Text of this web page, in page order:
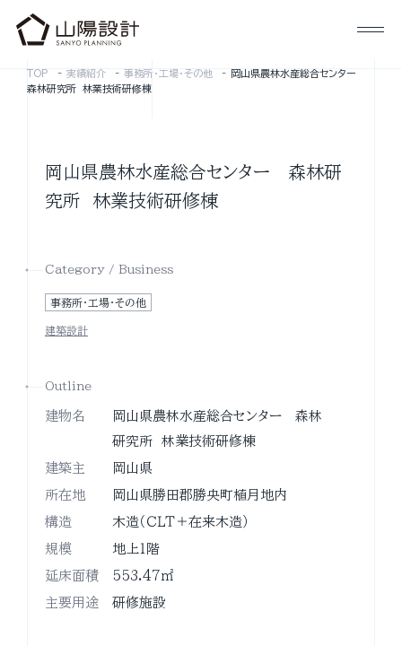
TOP 実績紹介 事務所･工場･その他
岡山県農林水産総合センター
森林研究所 林業技術研修棟
岡山県農林水産総合センター 森林研
究所 林業技術研修棟
Category / Business
事務所･工場･その他
建築設計
Outline
建物名
岡山県農林水産総合センター 森林
研究所 林業技術研修棟
建築主
岡山県
所在地
岡山県勝田郡勝央町植月地内
構造
木造（ＣＬＴ＋在来木造）
規模
地上１階
延床面積
553.47㎡
主要用途
研修施設